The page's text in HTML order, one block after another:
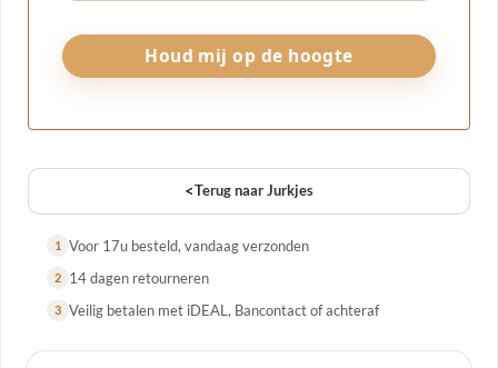
<Terug naar Jurkjes
1 Voor 17u besteld, vandaag verzonden
2 14 dagen retourneren
3 Veilig betalen met iDEAL, Bancontact of achteraf